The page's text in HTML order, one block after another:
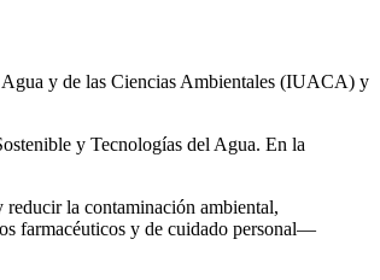
y de las Ciencias Ambientales (IUACA) y
y Tecnologías del Agua. En la
reducir la contaminación ambiental,
farmacéuticos y de cuidado personal—